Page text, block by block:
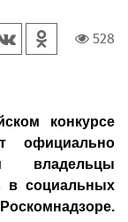
528
конкурсе
официально
владельцы
в социальных